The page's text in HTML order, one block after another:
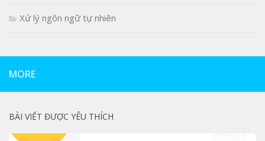
Xử lý ngôn ngữ tự nhiên
MORE
BÀI VIẾT ĐƯỢC YÊU THÍCH